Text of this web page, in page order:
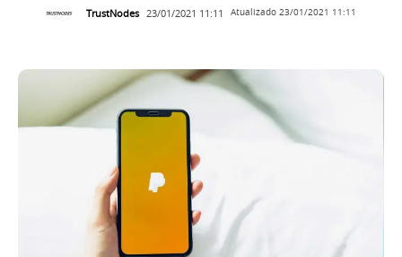
TrustNodes 23/01/2021 11:11 Atualizado 23/01/2021 11:11